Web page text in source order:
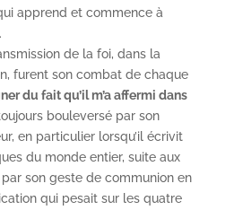
apprend et commence à
de la foi, dans la
furent son combat de chaque
du fait qu’il m’a affermi dans
bouleversé par son
en particulier lorsqu’il écrivit
du monde entier, suite aux
son geste de communion en
qui pesait sur les quatre